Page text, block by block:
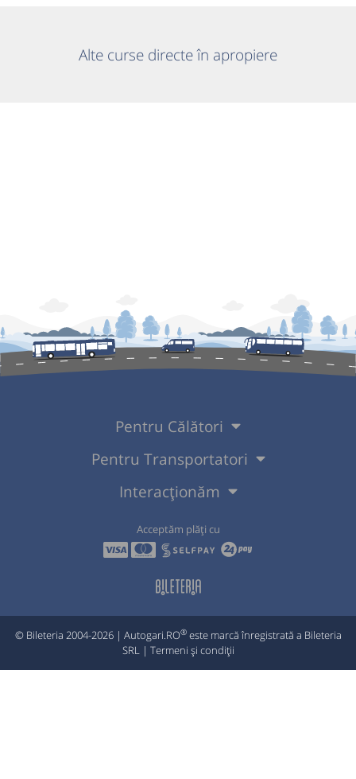
Alte curse directe în apropiere
Pentru Călători
Pentru Transportatori
Interacționăm
Acceptăm plăți cu
© Bileteria 2004-2026 | Autogari.RO®este marcă înregistrată a Bileteria
SRL | Termeni și condiții